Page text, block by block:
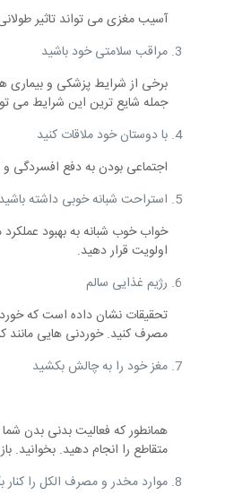
آسیب مغزی می تواند تاثیر
مراقب سلامتی خود باشید
برخی از شرایط پزشکی و بیماری
جمله شایع ترین این شرایط می
با دوستان خود ملاقات کنید
اجتماعی بودن به دفع افسردگی
استراحت شبانه خوبی داشته باشید
خواب خوب شبانه به بهبود
اولویت قرار دهید.
رژیم غذایی سالم
تحقیقات نشان داده است که
مصرف کنید. خوردنی هایی مانند
مغز خود را به چالش بکشید
همانطور که فعالیت بدنی بدن
متقاطع را انجام دهید.
موارد مخدر و مصرف الکل را کنار